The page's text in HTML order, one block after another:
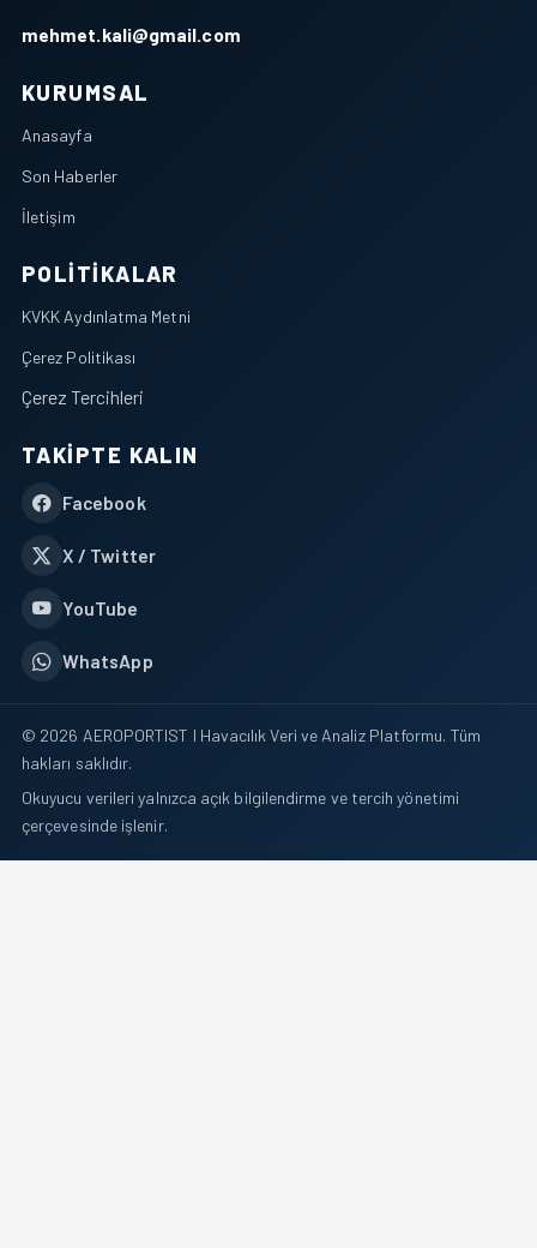
mehmet.kali@gmail.com
KURUMSAL
Anasayfa
Son Haberler
İletişim
POLITIKALAR
KVKK Aydınlatma Metni
Çerez Politikası
Çerez Tercihleri
TAKIPTE KALIN
Facebook
X / Twitter
YouTube
WhatsApp
© 2026 AEROPORTIST I Havacılık Veri ve Analiz Platformu. Tüm
hakları saklıdır.
Okuyucu verileri yalnızca açık bilgilendirme ve tercih yönetimi
çerçevesinde işlenir.